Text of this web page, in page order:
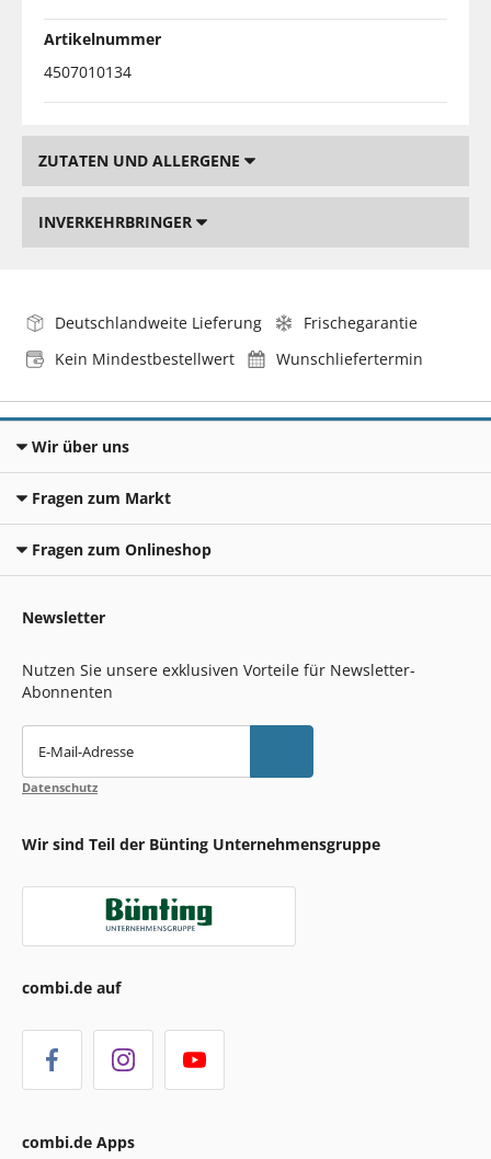
Artikelnummer
4507010134
ZUTATEN UND ALLERGENE
INVERKEHRBRINGER
Deutschlandweite Lieferung
Frischegarantie
Kein Mindestbestellwert
Wunschliefertermin
Wir über uns
Fragen zum Markt
Fragen zum Onlineshop
Newsletter
Nutzen Sie unsere exklusiven Vorteile für Newsletter-
Abonnenten
E-Mail-Adresse
Datenschutz
Wir sind Teil der Bünting Unternehmensgruppe
combi.de auf
combi.de Apps